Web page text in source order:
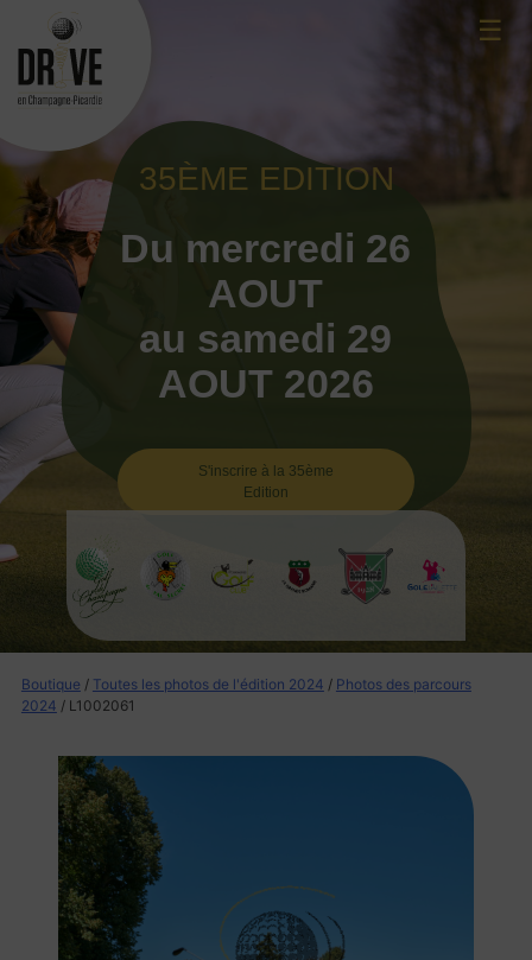
content
☰
35ÈME EDITION
Du mercredi 26
AOUT
au samedi 29
AOUT 2026
S'inscrire à la 35ème
Edition
Boutique / Toutes les photos de l'édition 2024 / Photos des parcours
2024 / L1002061